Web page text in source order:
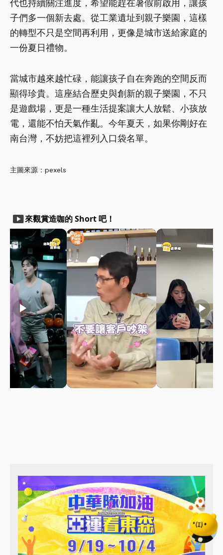
代也持續關注進度，希望能趕在暑假前啟用，讓孩
子們多一個新去處。從工業遺址到親子樂園，這樣
的轉型不只是空間再利用，更像是城市送給家庭的
一份夏日禮物。
當城市越來越忙碌，能讓孩子自在奔跑的空間反而
顯得珍貴。這座結合歷史與創新的親子樂園，不只
是遊戲場，更是一種生活提案讓大人放鬆、小孩放
電，還能不怕天氣作亂。今年夏天，如果你剛好在
南台灣，不妨把這裡列入口袋名單。
主圖來源：pexels
smart_display來觀賞造咖的 Short 吧！
play_arrow play_arrow play_arrow